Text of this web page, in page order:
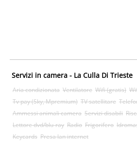
Servizi in camera - La Culla Di Trieste
Aria condizionata Ventilatore Wifi (gratis)
Tv pay (Sky, Mpremium) TV satellitare
Ammessi animali camera Servizi disabili
Lettore dvd/blu-ray Radio Frigorifero
Keycards Presa lan internet